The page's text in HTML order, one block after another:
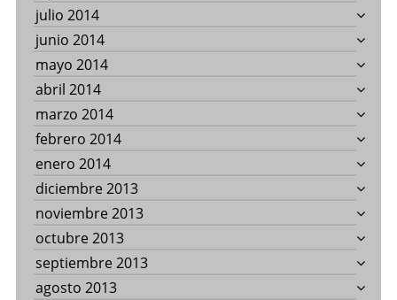
julio 2014
junio 2014
mayo 2014
abril 2014
marzo 2014
febrero 2014
enero 2014
diciembre 2013
noviembre 2013
octubre 2013
septiembre 2013
agosto 2013